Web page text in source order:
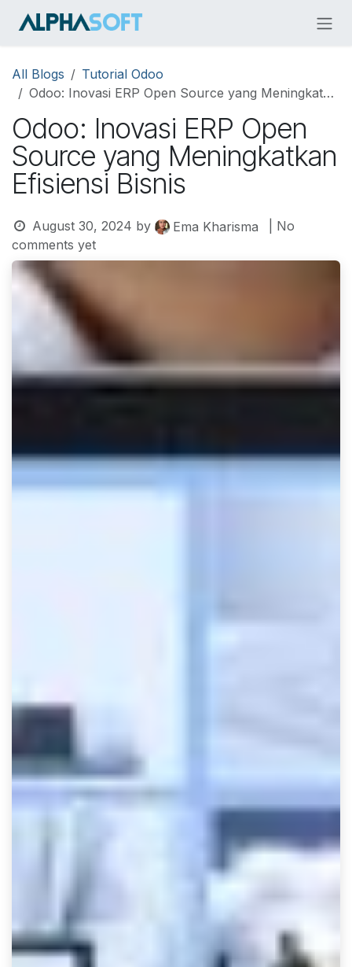
All Blogs
Tutorial Odoo
Odoo: Inovasi ERP Open Source yang Meningkatkan Efisiensi Bisnis
Odoo: Inovasi ERP Open
Source yang Meningkatkan
Efisiensi Bisnis
August 30, 2024 by Ema Kharisma
| No
comments yet